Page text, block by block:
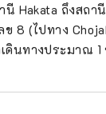
นี Hakata ถึงสถา
ข 8 (ไปทาง
เดินทางประมาณ